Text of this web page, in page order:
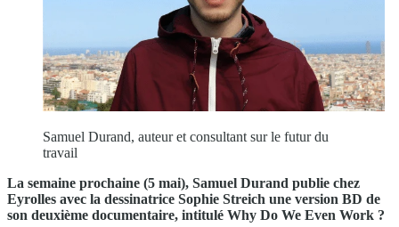
Samuel Durand, auteur et consultant sur le futur du
travail
La semaine prochaine (5 mai), Samuel Durand publie chez
Eyrolles avec la dessinatrice Sophie Streich une version BD de
son deuxième documentaire, intitulé Why Do We Even Work ?